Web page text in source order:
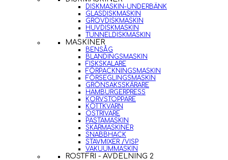
DISKMASKIN-UNDERBÄNK
GLASDISKMASKIN
GROVDISKMASKIN
HUVDISKMASKIN
TUNNELDISKMASKIN
MASKINER
BENSÅG
BLANDINGSMASKIN
FISKSKALARE
FÖRPACKNINGSMASKIN
FÖRSEGLINGSMASKIN
GRÖNSAKSSKÄRARE
HAMBURGERPRESS
KORVSTOPPARE
KÖTTKVARN
OSTRIVARE
PASTAMASKIN
SKÄRMASKINER
SNABBHACK
STAVMIXER /VISP
VAKUUMMASKIN
ROSTFRI - AVDELNING 2